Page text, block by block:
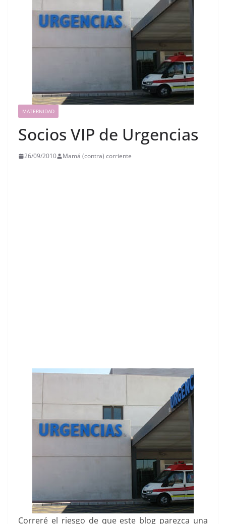
MATERNIDAD
Socios VIP de Urgencias
26/09/2010 Mamá (contra) corriente
Correré el riesgo de que este blog parezca una